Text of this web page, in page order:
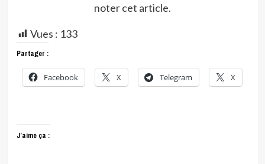
noter cet article.
Vues : 133
Partager :
Facebook X Telegram X
J’aime ça :